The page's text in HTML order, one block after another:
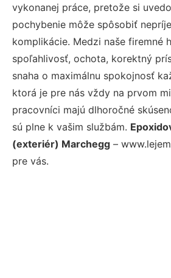
vykonanej práce, pretože si
pochybenie môže spôsobiť
komplikácie. Medzi naše firemné
spoľahlivosť, ochota, korektný
snaha o maximálnu spokojnosť
ktorá je pre nás vždy na prvom
pracovníci majú dlhoročné
sú plne k vašim službám.
(exteriér) Marchegg –
pre vás.